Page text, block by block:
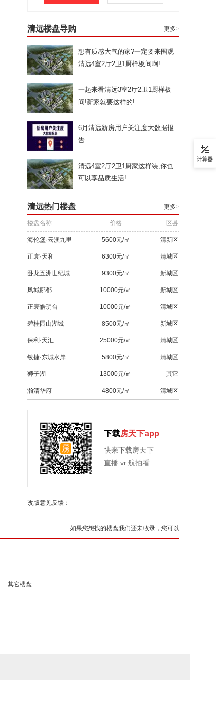
清远楼盘导购 更多>
想有质感大气的家?一定要来围观
清远4室2厅2卫1厨样板间啊!
一起来看清远3室2厅2卫1厨样板
间!新家就要这样的!
6月清远新房用户关注度大数据报
告
清远4室2厅2卫1厨家这样装,你也
可以享品质生活!
清远热门楼盘 更多>
楼盘名称 价格 区县
海伦堡·云溪九里 5600元/㎡ 清新区
正寰·天和 6300元/㎡ 清城区
卧龙五洲世纪城 9300元/㎡ 新城区
凤城郦都 10000元/㎡ 新城区
正寰皓玥台 10000元/㎡ 清城区
碧桂园山湖城 8500元/㎡ 新城区
保利·天汇 25000元/㎡ 清城区
敏捷·东城水岸 5800元/㎡ 清城区
狮子湖 13000元/㎡ 其它
瀚清华府 4800元/㎡ 清城区
下载房天下app
快来下载房天下
直播 vr 航拍看
改版意见反馈：
如果您想找的楼盘我们还未收录，您可以
其它楼盘